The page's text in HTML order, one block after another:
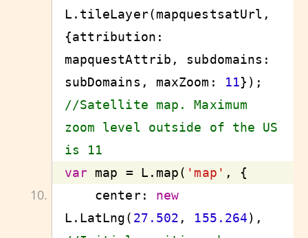
L.tileLayer(mapquestsatUrl,
{attribution:
mapquestAttrib, subdomains:
subDomains, maxZoom:
11
//Satellite map. Maximum
zoom level outside of the US
is 11
var map = L.map( 'map'
    center:
new
L.LatLng( 27.502 , 155.264